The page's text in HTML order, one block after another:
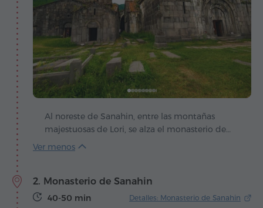
Al noreste de Sanahin, entre las montañas
majestuosas de Lori, se alza el monasterio de
Haghpat – una joya en la que la piedra parece
Bagratuni, nació en una época en la que
Armenia florecía en cultura y espiritualidad. Sus
2. Monasterio de Sanahin
40-50 min Detalles: Monasterio de Sanahin